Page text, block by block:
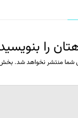
را بنویسید
شما منتشر نخواهد شد.